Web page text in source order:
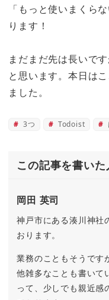
「もっと使いまくらな
ります！
まだまだ先は長いで
と思います。本日は
ました。
3つ Todoist
この記事を書いた
岡田 英司
神戸市にある湊川神社
おります。
業務のこともそうで
他雑多なことも書いて
って、少しでも親近感